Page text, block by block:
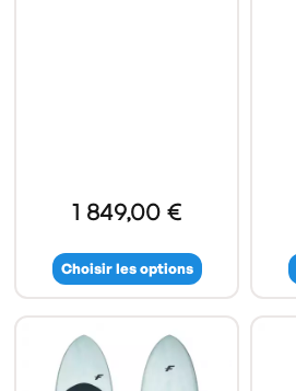
1 849,00 €
Choisir les options